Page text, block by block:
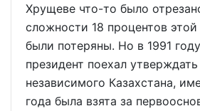
Хрущеве что-то было
сложности 18 процентов
были потеряны. Но в 1991
президент поехал
независимого Казахстана,
года была взята за